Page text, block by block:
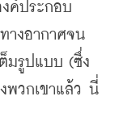
ค์ประกอบ
างอากาศจน
มรูปแบบ (ซึ่ง
พวกเขาแล้ว นี่